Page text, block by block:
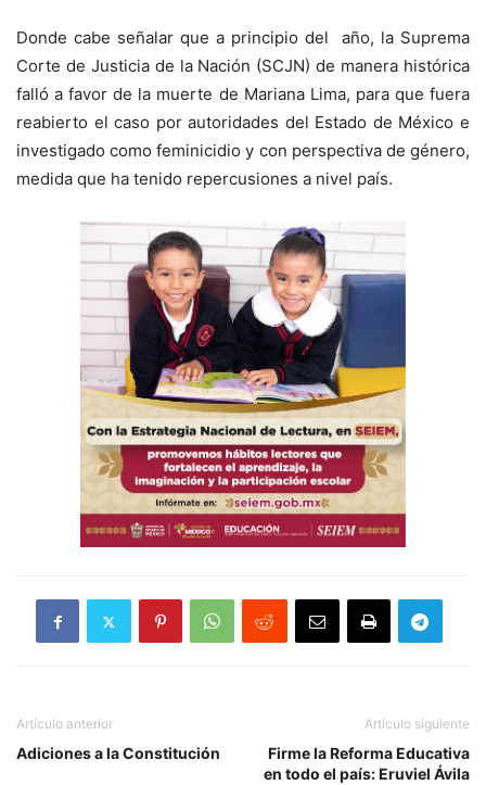
Donde cabe señalar que a principio del año, la Suprema
Corte de Justicia de la Nación (SCJN) de manera histórica
falló a favor de la muerte de Mariana Lima, para que fuera
reabierto el caso por autoridades del Estado de México e
investigado como feminicidio y con perspectiva de género,
medida que ha tenido repercusiones a nivel país.
Artículo anterior
Adiciones a la Constitución
Artículo siguiente
Firme la Reforma Educativa
en todo el país: Eruviel Ávila